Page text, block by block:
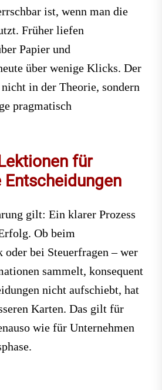
ist, wenn man die
Früher liefen
Papier und
über wenige Klicks. Der
in der Theorie, sondern
pragmatisch
für
gilt: Ein klarer Prozess
Ob beim
oder bei Steuerfragen – wer
sammelt, konsequent
nicht aufschiebt, hat
Karten. Das gilt für
wie für Unternehmen